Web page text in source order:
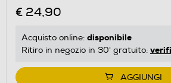
€ 24,90
Acquisto online: disponibile
Ritiro in negozio in 30' gratuito:
AGGIUNGI